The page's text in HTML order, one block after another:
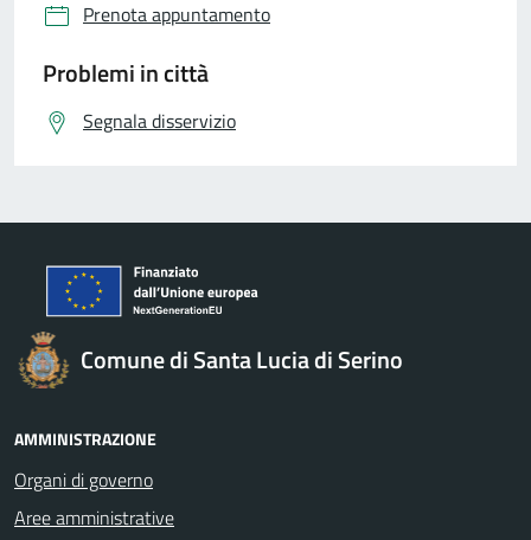
Prenota appuntamento
Problemi in città
Segnala disservizio
Comune di Santa Lucia di Serino
AMMINISTRAZIONE
Organi di governo
Aree amministrative